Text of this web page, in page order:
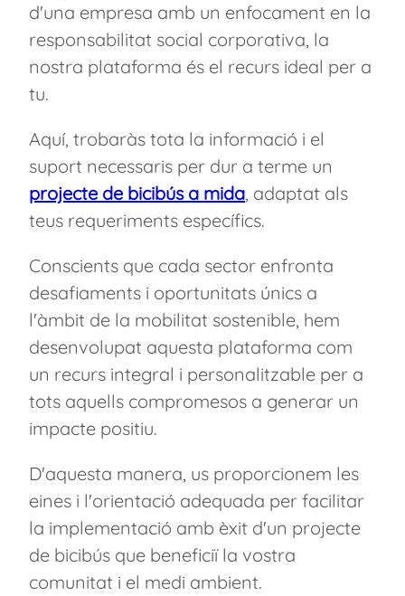
d'una empresa amb un enfocament en la
responsabilitat social corporativa, la
nostra plataforma és el recurs ideal per a
tu.
Aquí, trobaràs tota la informació i el
suport necessaris per dur a terme un
projecte de bicibús a mida, adaptat als
teus requeriments específics.
Conscients que cada sector enfronta
desafiaments i oportunitats únics a
l'àmbit de la mobilitat sostenible, hem
desenvolupat aquesta plataforma com
un recurs integral i personalitzable per a
tots aquells compromesos a generar un
impacte positiu.
D'aquesta manera, us proporcionem les
eines i l'orientació adequada per facilitar
la implementació amb èxit d'un projecte
de bicibús que beneficiï la vostra
comunitat i el medi ambient.